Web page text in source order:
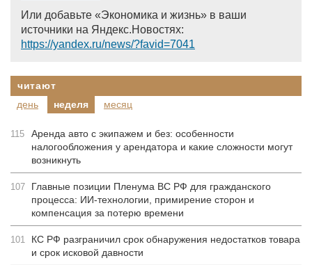
Или добавьте «Экономика и жизнь» в ваши
источники на Яндекс.Новостях:
https://yandex.ru/news/?favid=7041
читают
день
неделя месяц
115
Аренда авто с экипажем и без: особенности
налогообложения у арендатора и какие сложности могут
возникнуть
107
Главные позиции Пленума ВС РФ для гражданского
процесса: ИИ-технологии, примирение сторон и
компенсация за потерю времени
101
КС РФ разграничил срок обнаружения недостатков товара
и срок исковой давности